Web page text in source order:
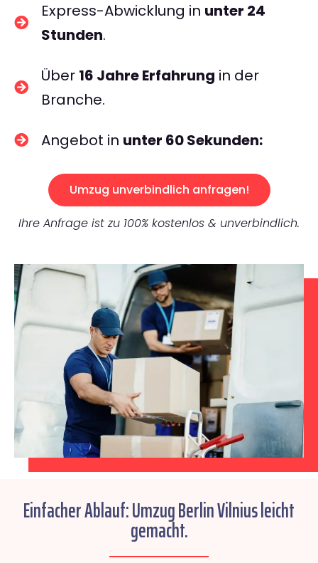
Express-Abwicklung in unter 24
Stunden.
Über 16 Jahre Erfahrung in der
Branche.
Angebot in unter 60 Sekunden:
Umzug unverbindlich anfragen!
Ihre Anfrage ist zu 100% kostenlos & unverbindlich.
Einfacher Ablauf: Umzug Berlin Vilnius leicht
gemacht.